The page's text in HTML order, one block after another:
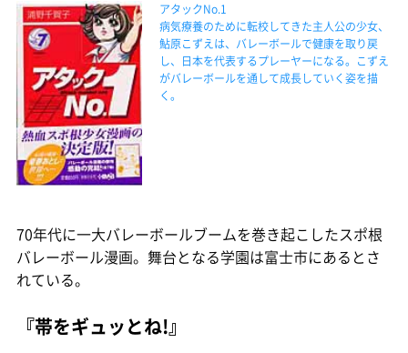
アタックNo.1
病気療養のために転校してきた主人公の少女、
鮎原こずえは、バレーボールで健康を取り戻
し、日本を代表するプレーヤーになる。こずえ
がバレーボールを通して成長していく姿を描
く。
70年代に一大バレーボールブームを巻き起こしたスポ根
バレーボール漫画。舞台となる学園は富士市にあるとさ
れている。
『帯をギュッとね!』